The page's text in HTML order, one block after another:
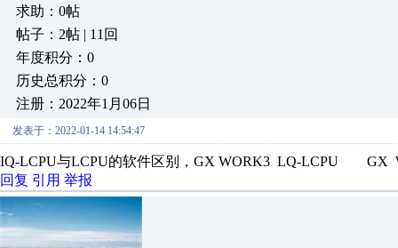
求助：0帖
帖子：2帖 | 11回
年度积分：0
历史总积分：0
注册：2022年1月06日
发表于：2022-01-14 14:54:47
IQ-LCPU与LCPU的软件区别，GX WORK3 LQ-LCPU GX
回复 引用 举报